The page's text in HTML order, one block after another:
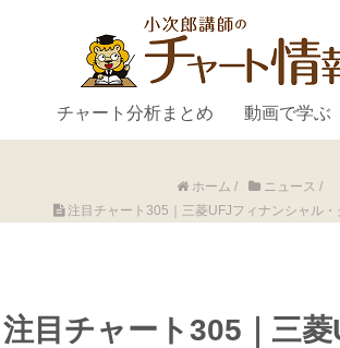
チャート分析まとめ 動画で学ぶ
ホーム / ニュース /
注目チャート305｜三菱UFJフィナンシャル・
注目チャート305｜三